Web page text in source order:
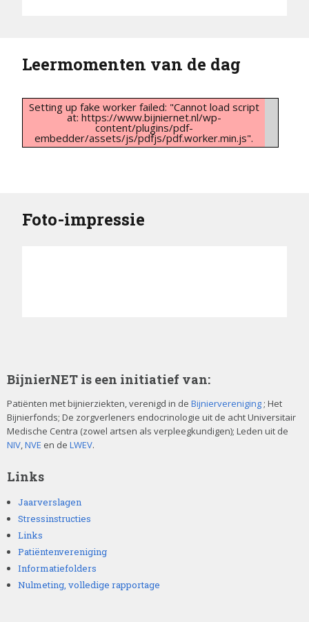
Leermomenten van de dag
Setting up fake worker failed: "Cannot load script
at: https://www.bijniernet.nl/wp-
content/plugins/pdf-
embedder/assets/js/pdfjs/pdf.worker.min.js".
Foto-impressie
BijnierNET is een initiatief van:
Patiënten met bijnierziekten, verenigd in de Bijniervereniging ; Het
Bijnierfonds; De zorgverleners endocrinologie uit de acht Universitair
Medische Centra (zowel artsen als verpleegkundigen); Leden uit de
NIV,NVE en de LWEV.
Links
Jaarverslagen
Stressinstructies
Links
Patiëntenvereniging
Informatiefolders
Nulmeting, volledige rapportage